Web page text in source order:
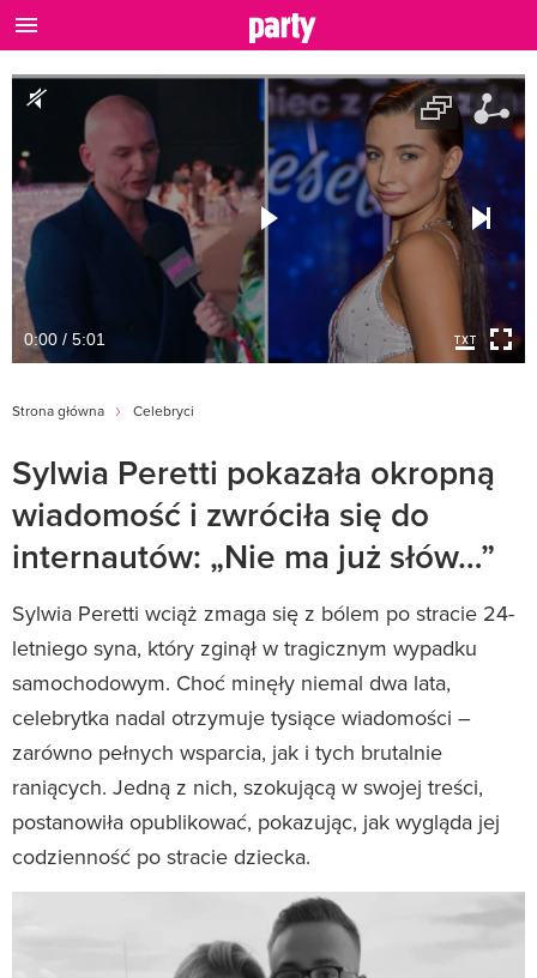
0:00 / 5:01
Strona główna Celebryci
Sylwia Peretti pokazała okropną
wiadomość i zwróciła się do
internautów: „Nie ma już słów…”
Sylwia Peretti wciąż zmaga się z bólem po stracie 24-
letniego syna, który zginął w tragicznym wypadku
samochodowym. Choć minęły niemal dwa lata,
celebrytka nadal otrzymuje tysiące wiadomości –
zarówno pełnych wsparcia, jak i tych brutalnie
raniących. Jedną z nich, szokującą w swojej treści,
postanowiła opublikować, pokazując, jak wygląda jej
codzienność po stracie dziecka.